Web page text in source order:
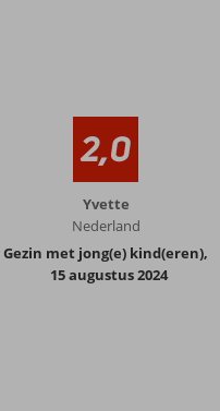
2,0
Yvette
Nederland
Gezin met jong(e) kind(eren),
15 augustus 2024